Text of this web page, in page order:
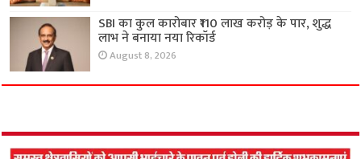
SBI का कुल कारोबार ₹110 लाख करोड़ के पार, शुद्ध
लाभ ने बनाया नया रिकॉर्ड
August 8, 2026